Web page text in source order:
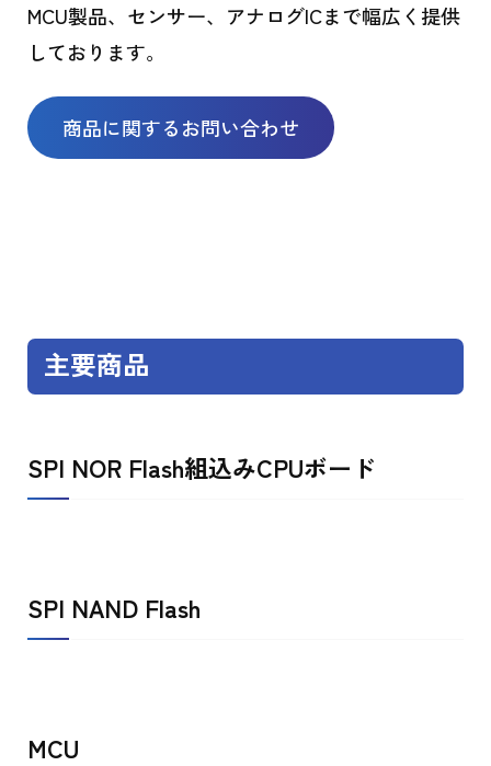
MCU製品、センサー、アナログICまで幅広く提供
しております。
商品に関するお問い合わせ
主要商品
SPI NOR Flash組込みCPUボード
SPI NAND Flash
MCU